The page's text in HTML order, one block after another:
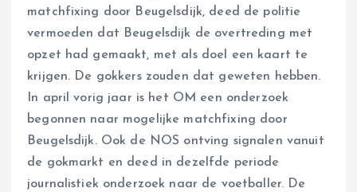
matchfixing door Beugelsdijk, deed de politie
vermoeden dat Beugelsdijk de overtreding met
opzet had gemaakt, met als doel een kaart te
krijgen. De gokkers zouden dat geweten hebben.
In april vorig jaar is het OM een onderzoek
begonnen naar mogelijke matchfixing door
Beugelsdijk. Ook de NOS ontving signalen vanuit
de gokmarkt en deed in dezelfde periode
journalistiek onderzoek naar de voetballer. De